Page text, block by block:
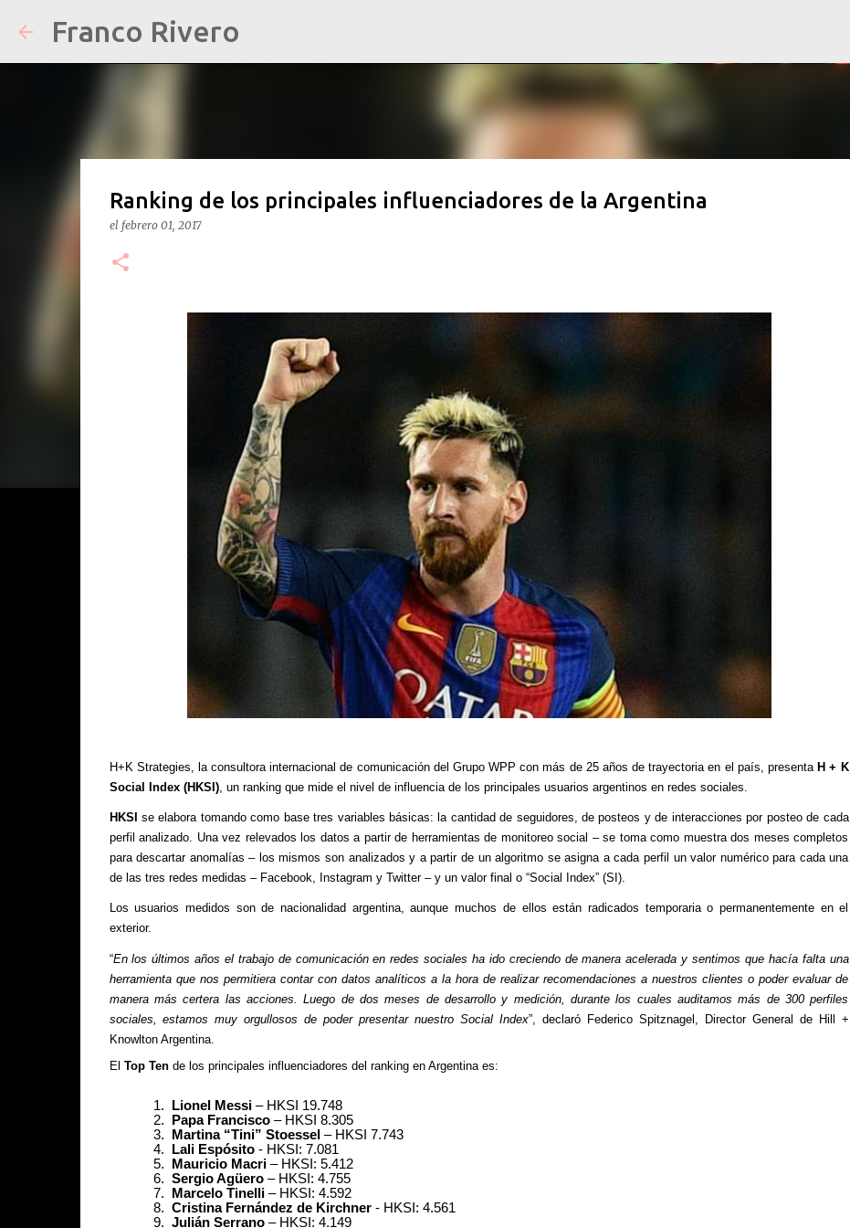
Franco Rivero
Ranking de los principales influenciadores de la Argentina
el febrero 01, 2017
H+K Strategies, la consultora internacional de comunicación del Grupo WPP con más de 25 años de trayectoria en el país, presenta H + K
Social Index (HKSI), un ranking que mide el nivel de influencia de los principales usuarios argentinos en redes sociales.
HKSI se elabora tomando como base tres variables básicas: la cantidad de seguidores, de posteos y de interacciones por posteo de cada
perfil analizado. Una vez relevados los datos a partir de herramientas de monitoreo social – se toma como muestra dos meses completos
para descartar anomalías – los mismos son analizados y a partir de un algoritmo se asigna a cada perfil un valor numérico para cada una
de las tres redes medidas – Facebook, Instagram y Twitter – y un valor final o “Social Index” (SI).
Los usuarios medidos son de nacionalidad argentina, aunque muchos de ellos están radicados temporaria o permanentemente en el
exterior.
“En los últimos años el trabajo de comunicación en redes sociales ha ido creciendo de manera acelerada y sentimos que hacía falta una
herramienta que nos permitiera contar con datos analíticos a la hora de realizar recomendaciones a nuestros clientes o poder evaluar de
manera más certera las acciones. Luego de dos meses de desarrollo y medición, durante los cuales auditamos más de 300 perfiles
sociales, estamos muy orgullosos de poder presentar nuestro Social Index”, declaró Federico Spitznagel, Director General de Hill +
Knowlton Argentina.
El Top Tende los principales influenciadores del ranking en Argentina es:
1. Lionel Messi– HKSI 19.748
2.
Papa Francisco– HKSI 8.305
3.
Martina “Tini” Stoessel – HKSI 7.743
4.
Lali Espósito- HKSI: 7.081
5.
Mauricio Macri– HKSI: 5.412
6. Sergio Agüero– HKSI: 4.755
7.
Marcelo Tinelli– HKSI: 4.592
8. Cristina Fernández de Kirchner - HKSI: 4.561
9. Julián Serrano– HKSI: 4.149